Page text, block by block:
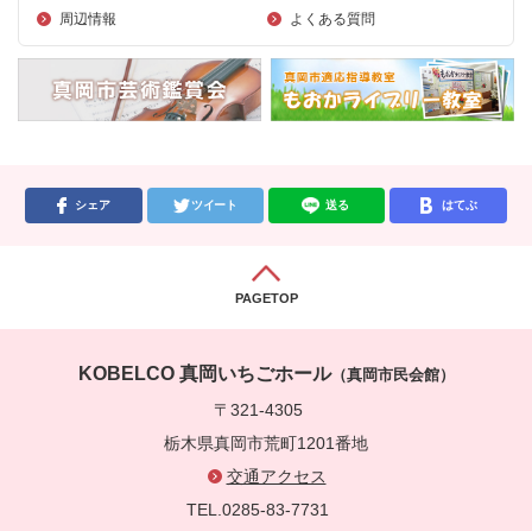
周辺情報
よくある質問
シェア ツイート 送る はてぶ
PAGETOP
KOBELCO 真岡いちごホール（真岡市民会館）
〒321-4305
栃木県真岡市荒町1201番地
交通アクセス
TEL.0285-83-7731